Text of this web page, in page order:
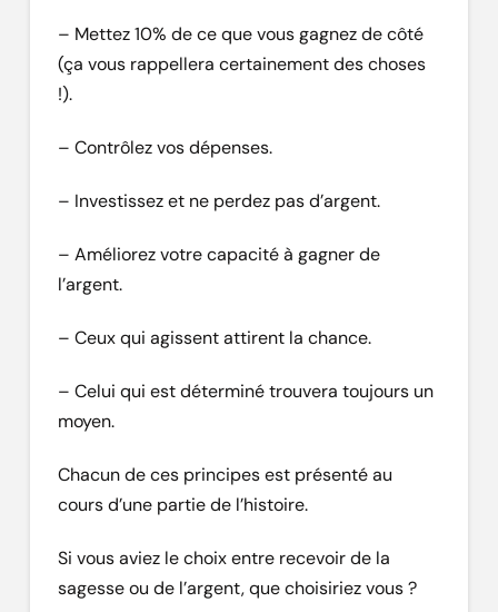
– Mettez 10% de ce que vous gagnez de côté
(ça vous rappellera certainement des choses
!).
– Contrôlez vos dépenses.
– Investissez et ne perdez pas d’argent.
– Améliorez votre capacité à gagner de
l’argent.
– Ceux qui agissent attirent la chance.
– Celui qui est déterminé trouvera toujours un
moyen.
Chacun de ces principes est présenté au
cours d’une partie de l’histoire.
Si vous aviez le choix entre recevoir de la
sagesse ou de l’argent, que choisiriez vous ?